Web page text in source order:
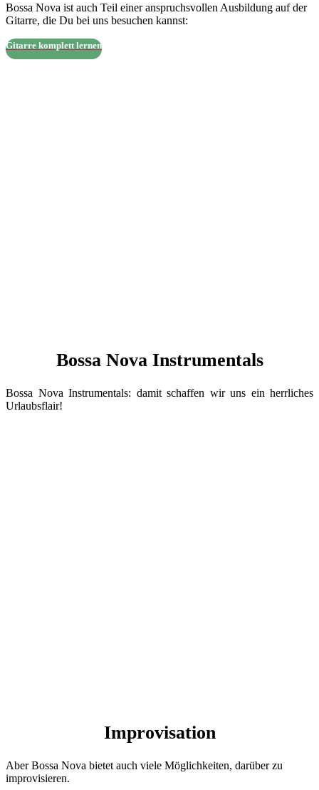
Bossa Nova ist auch Teil einer anspruchsvollen Ausbildung auf der
Gitarre, die Du bei uns besuchen kannst:
Gitarre komplett lernen
Bossa Nova Instrumentals
Bossa Nova Instrumentals: damit schaffen wir uns ein herrliches
Urlaubsflair!
Improvisation
Aber Bossa Nova bietet auch viele Möglichkeiten, darüber zu
improvisieren.